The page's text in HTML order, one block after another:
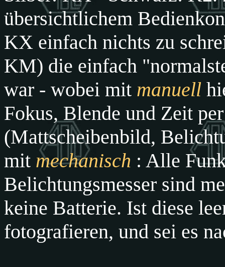
übersichtlichem
KX einfach nichts zu
KM) die einfach
war - wobei mit manuell
Fokus, Blende und Zeit
(Mattscheibenbild,
mit mechanisch : Alle
Belichtungsmesser sind
keine Batterie. Ist diese
fotografieren, und sei es